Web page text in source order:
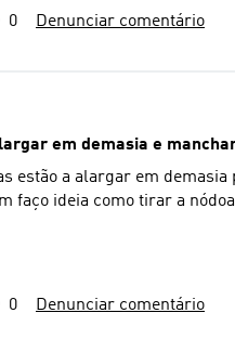
0 Denunciar comentário
em demasia e
estão a alargar em
faço ideia como tirar a
0 Denunciar comentário